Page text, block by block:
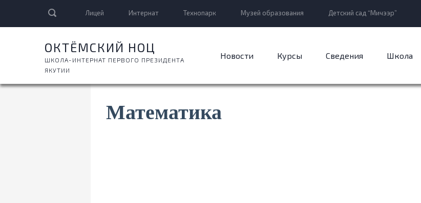
Лицей Интернат Технопарк Музей образования Детский сад “Мичээр”
ОКТЁМСКИЙ НОЦ
ШКОЛА-ИНТЕРНАТ ПЕРВОГО ПРЕЗИДЕНТА
ЯКУТИИ
Новости Курсы Сведения Школа
Математика